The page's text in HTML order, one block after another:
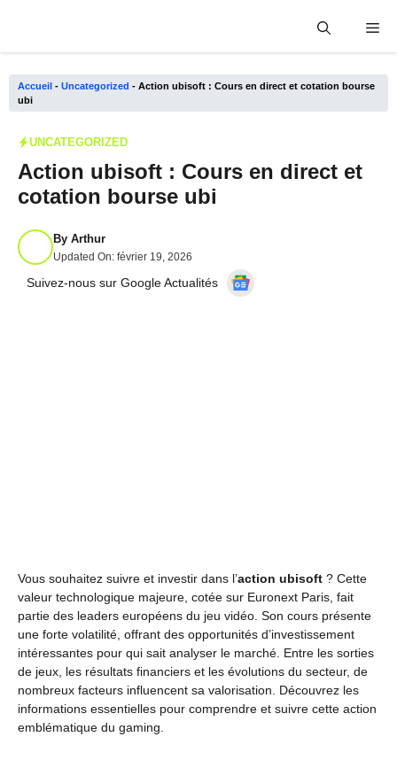
Accueil - Uncategorized - Action ubisoft : Cours en direct et cotation bourse
ubi
UNCATEGORIZED
Action ubisoft : Cours en direct et
cotation bourse ubi
By Arthur
Updated On: février 19, 2026
Suivez-nous sur Google Actualités
Vous souhaitez suivre et investir dans l’action ubisoft ? Cette
valeur technologique majeure, cotée sur Euronext Paris, fait
partie des leaders européens du jeu vidéo. Son cours présente
une forte volatilité, offrant des opportunités d’investissement
intéressantes pour qui sait analyser le marché. Entre les sorties
de jeux, les résultats financiers et les évolutions du secteur, de
nombreux facteurs influencent sa valorisation. Découvrez les
informations essentielles pour comprendre et suivre cette action
emblématique du gaming.